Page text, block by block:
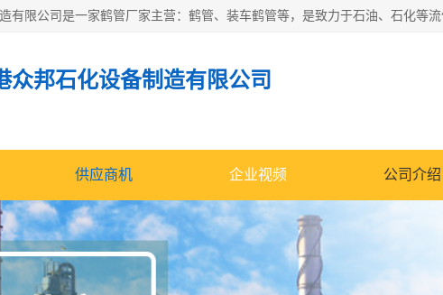
众邦石化设备制造有限公司
供应商机 企业视频 公司介绍